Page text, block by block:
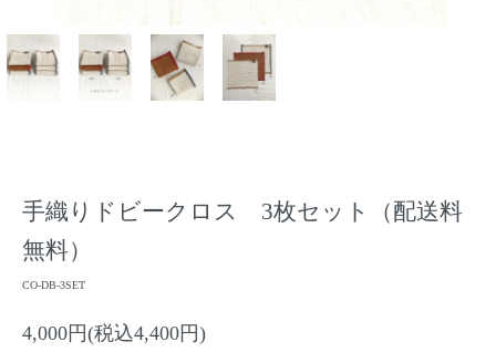
手織りドビークロス 3枚セット（配送料
無料）
CO-DB-3SET
4,000円(税込4,400円)